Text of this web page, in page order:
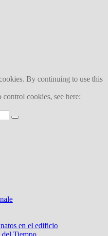
By continuing to use this
cookies, see here:
en el edificio